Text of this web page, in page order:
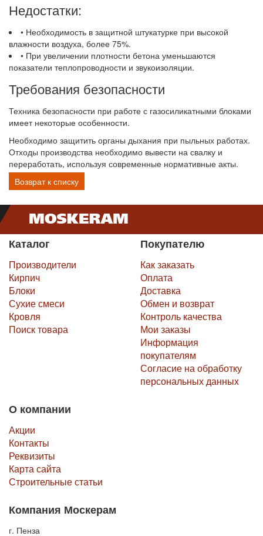
Недостатки:
• Необходимость в защитной штукатурке при высокой
влажности воздуха, более 75%.
• При увеличении плотности бетона уменьшаются
показатели теплопроводности и звукоизоляции.
Требования безопасности
Техника безопасности при работе с газосиликатными блоками
имеет некоторые особенности.
Необходимо защитить органы дыхания при пыльных работах.
Отходы производства необходимо вывести на свалку и
переработать, используя современные нормативные акты.
Возврат к списку
Каталог
Производители
Кирпич
Блоки
Сухие смеси
Кровля
Поиск товара
Покупателю
Как заказать
Оплата
Доставка
Обмен и возврат
Контроль качества
Мои заказы
Информация
покупателям
Согласие на обработку
персональных данных
О компании
Акции
Контакты
Реквизиты
Карта сайта
Строительные статьи
Компания Москерам
г. Пенза